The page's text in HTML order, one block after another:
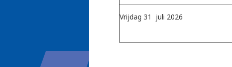
Vrijdag 31 juli 2026